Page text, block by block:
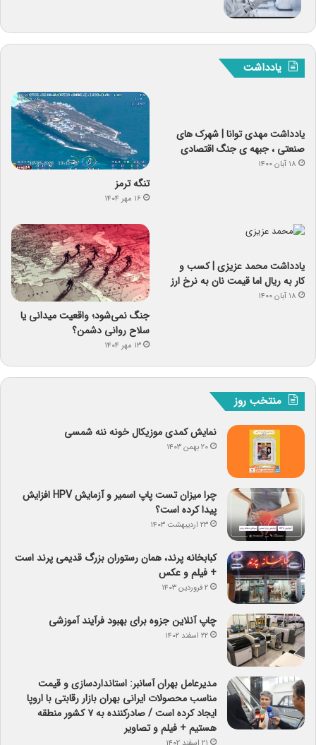
یادداشت
یادداشت مهدی توانا | شهرک های
صنعتی ، جبهه ی جنگ اقتصادی
۱۸ آبان ۱۴۰۰
تنگه ترمز
۱۶ مهر ۱۴۰۴
یادداشت‌ محمد عزیزی | کسب و
کار به ریال اما قیمت نان به نرخ ارز
۱۸ آبان ۱۴۰۰
جنگ نمی‌شود؛ واقعیت میدانی یا
سلاح روانی دشمن؟
۱۳ مهر ۱۴۰۴
منتخب روز
نمایش کمدی موزیکال خونه ننه شمسی
۲۰ بهمن ۱۴۰۳
چرا میزان تست پاپ اسمیر و آزمایش HPV افزایش
پیدا کرده است؟
۲۳ اردیبهشت ۱۴۰۳
کبابخانه پرند، همان رستوران بزرگ قدیمی پرند است
+ فیلم و عکس
۲ فروردین ۱۴۰۳
چاپ آنلاین جزوه برای بهبود فرآیند آموزشی
۲۲ اسفند ۱۴۰۲
مدیرعامل بهران آسانبر: استانداردسازی و قیمت
مناسب محصولات ایرانی بهران بازار رقابتی با اروپا
ایجاد کرده است / صادرکننده به ۷ کشور منطقه
هستیم + فیلم و تصاویر